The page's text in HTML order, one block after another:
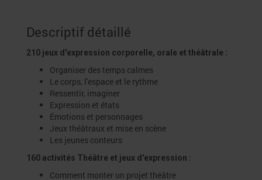
Descriptif détaillé
210 jeux d'expression corporelle, orale et théâtrale :
Organiser des temps calmes
Le corps, l'espace et le rythme
Ressentir, imaginer
Expression et états
Émotions et personnages
Jeux théâtraux et mise en scène
Les jeunes conteurs
160 activités Théâtre et jeux d'expression :
Comment monter un projet théâtre